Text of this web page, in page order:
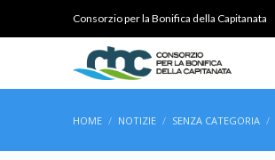
Consorzio per la Bonifica della Capitanata
HOME NOTIZIE SENZA CATEGORIA